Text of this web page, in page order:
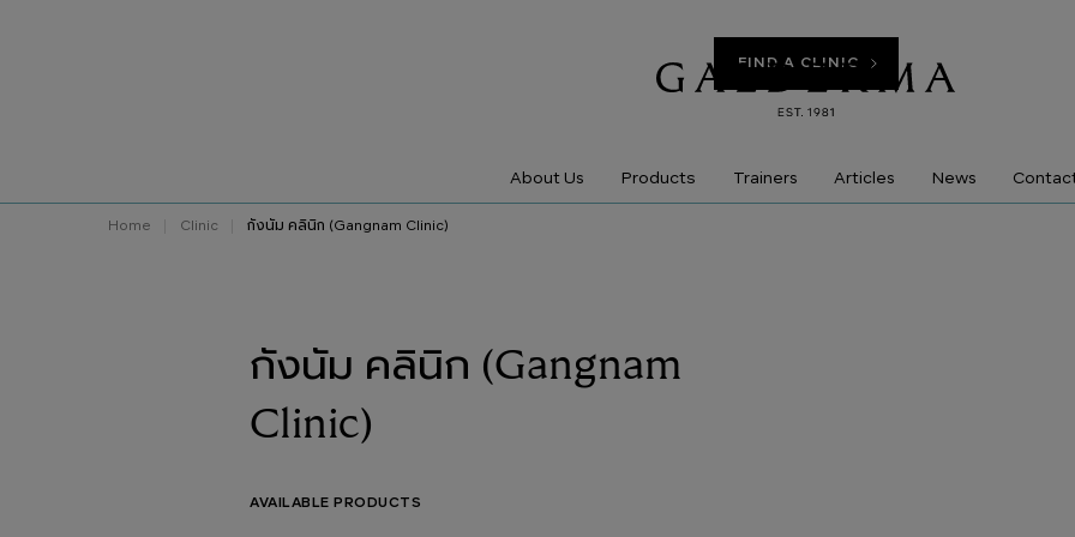
FIND A CLINIC
About Us Products Trainers Articles News
Home Clinic กังนัม คลินิก (Gangnam Clinic)
กังนัม คลินิก (Gangnam
Clinic)
AVAILABLE PRODUCTS